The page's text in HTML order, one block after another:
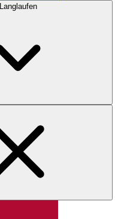
Langlaufen